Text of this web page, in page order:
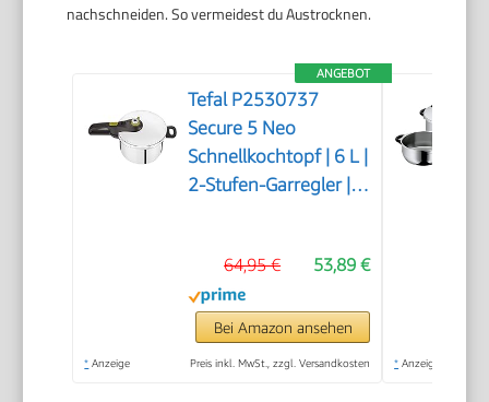
nachschneiden. So vermeidest du Austrocknen.
ANGEBOT
Tefal P2530737
Secure 5 Neo
Schnellkochtopf | 6 L |
2-Stufen-Garregler |
53,89 €
64,95 €
Bei Amazon ansehen
* Anzeige Preis inkl. MwSt., zzgl. Versandkosten * Anzeige